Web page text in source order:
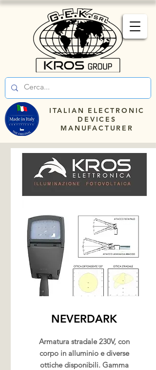
ITALIAN ELECTRONIC
DEVICES
MANUFACTURER
NEVERDARK
Armatura stradale 230V, con
corpo in alluminio e diverse
ottiche disponibili. Gamma